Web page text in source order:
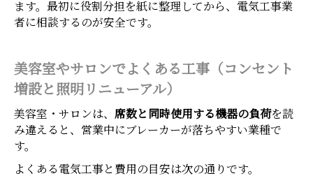
ます。最初に役割分担を紙に整理してから、電気工事業
者に相談するのが安全です。
美容室やサロンでよくある工事（コンセント
増設と照明リニューアル）
美容室・サロンは、 席数と同時使用する機器の負荷を読
み違えると、営業中にブレーカーが落ちやすい業種で
す。
よくある電気工事と費用の目安は次の通りです。